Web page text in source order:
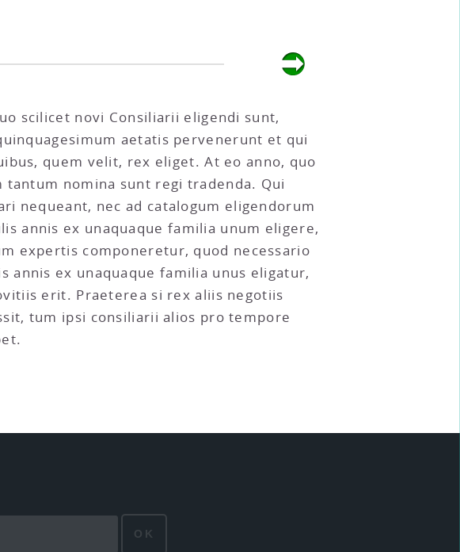
scilicet novi Consiliarii eligendi sunt,
aetatis pervenerunt et qui
quem velit, rex eliget. At eo anno, quo
nomina sunt regi tradenda. Qui
nequeant, nec ad catalogum eligendorum
annis ex unaquaque familia unum eligere,
expertis componeretur, quod necessario
ex unaquaque familia unus eligatur,
erit. Praeterea si rex aliis negotiis
tum ipsi consiliarii alios pro tempore
OK